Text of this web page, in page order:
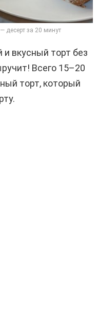
десерт за 20 минут
вкусный торт без
Всего 15–20
торт, который